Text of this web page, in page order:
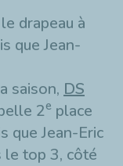
drapeau à
que Jean-
saison, DS
2e place
que Jean-Eric
le top 3, côté